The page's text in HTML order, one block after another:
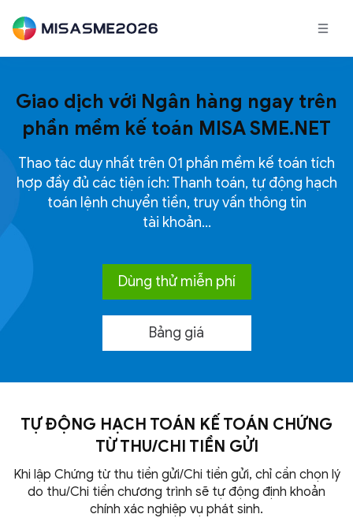
Giao dịch với Ngân hàng ngay trên
phần mềm kế toán MISA SME.NET
Thao tác duy nhất trên 01 phần mềm kế toán tích
hợp đầy đủ các tiện ích: Thanh toán, tự động hạch
toán lệnh chuyển tiền, truy vấn thông tin
tài khoản…
Dùng thử miễn phí
Bảng giá
TỰ ĐỘNG HẠCH TOÁN KẾ TOÁN CHỨNG
TỪ THU/CHI TIỀN GỬI
Khi lập Chứng từ thu tiền gửi/Chi tiền gửi, chỉ cần chọn lý
do thu/Chi tiền chương trình sẽ tự động định khoản
chính xác nghiệp vụ phát sinh.